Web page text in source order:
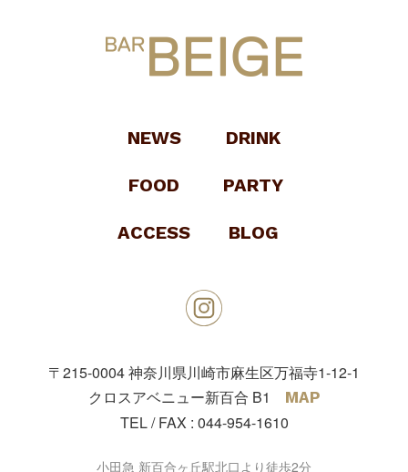
NEWS DRINK
FOOD PARTY
ACCESS BLOG
〒215-0004神奈川県川崎市麻生区万福寺1-12-1
クロスアベニュー新百合 B1
MAP
TEL / FAX : 044-954-1610
小田急 新百合ヶ丘駅北口より徒歩2分